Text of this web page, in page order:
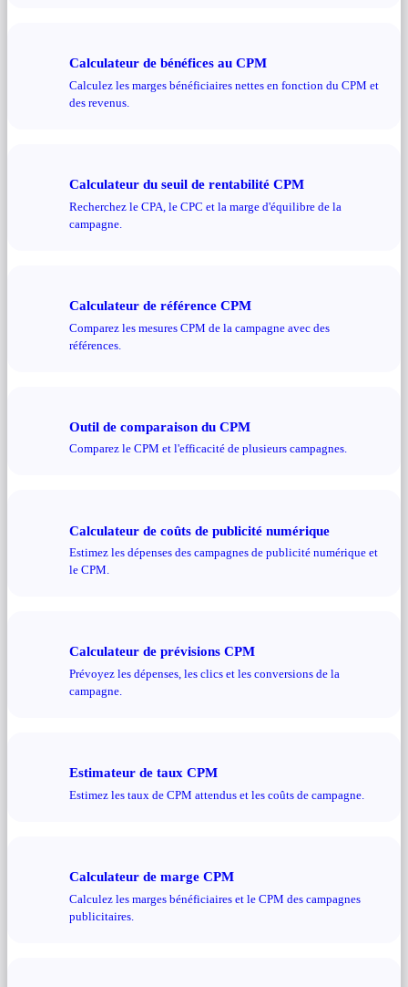
Calculateur de bénéfices au CPM
Calculez les marges bénéficiaires nettes en fonction du CPM et
des revenus.
Calculateur du seuil de rentabilité CPM
Recherchez le CPA, le CPC et la marge d'équilibre de la
campagne.
Calculateur de référence CPM
Comparez les mesures CPM de la campagne avec des
références.
Outil de comparaison du CPM
Comparez le CPM et l'efficacité de plusieurs campagnes.
Calculateur de coûts de publicité numérique
Estimez les dépenses des campagnes de publicité numérique et
le CPM.
Calculateur de prévisions CPM
Prévoyez les dépenses, les clics et les conversions de la
campagne.
Estimateur de taux CPM
Estimez les taux de CPM attendus et les coûts de campagne.
Calculateur de marge CPM
Calculez les marges bénéficiaires et le CPM des campagnes
publicitaires.